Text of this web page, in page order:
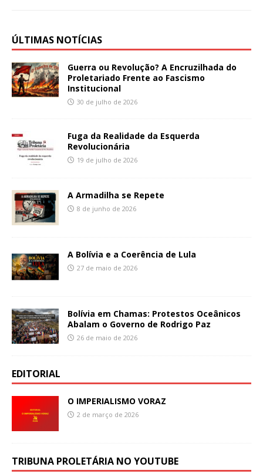
ÚLTIMAS NOTÍCIAS
Guerra ou Revolução? A Encruzilhada do
Proletariado Frente ao Fascismo
Institucional
30 de julho de 2026
Fuga da Realidade da Esquerda
Revolucionária
19 de julho de 2026
A Armadilha se Repete
8 de junho de 2026
A Bolívia e a Coerência de Lula
27 de maio de 2026
Bolívia em Chamas: Protestos Oceânicos
Abalam o Governo de Rodrigo Paz
26 de maio de 2026
EDITORIAL
O IMPERIALISMO VORAZ
2 de março de 2026
TRIBUNA PROLETÁRIA NO YOUTUBE